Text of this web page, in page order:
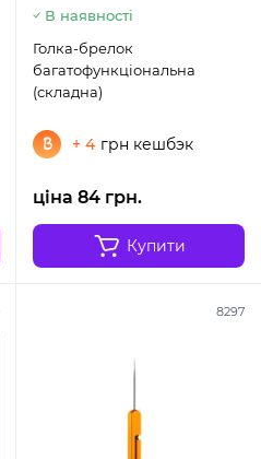
В наявності
Голка-брелок
багатофункціональна
(складна)
+ 4 грн кешбэк
ціна 84 грн.
Купити
8297